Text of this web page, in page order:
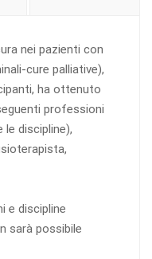
nei pazienti con
cure palliative),
ha ottenuto
professioni
le discipline),
e discipline
sarà possibile